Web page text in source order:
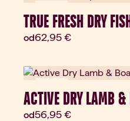
TRUE FRESH DRY
odAktuálna cena:
62,95 €
ACTIVE DRY LAMB &
odAktuálna cena:
56,95 €